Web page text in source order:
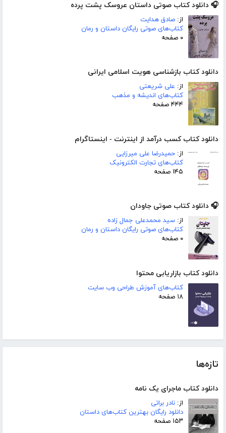
🎧 دانلود کتاب صوتی داستان عروسک پشت پرده
از: صادق هدایت
کتاب‌های صوتی رایگان داستان و رمان
۰ صفحه
دانلود کتاب بازشناسی هویت اسلامی ایرانی
از: علی شریعتی
کتاب‌های اندیشه و مذهب
۴۴۴ صفحه
دانلود کتاب کسب درآمد از اینترنت - اینستاگرام
از: حمیدرضا علی میرزایی
کتاب‌های تجارت الکترونیک
۱۴۵ صفحه
🎧 دانلود کتاب صوتی جاودان
از: سید محمدعلی جمال زاده
کتاب‌های صوتی رایگان داستان و رمان
۰ صفحه
دانلود کتاب بازاریابی محتوا
کتاب‌های آموزش طراحی وب سایت
۱۸ صفحه
تازه‌ها
دانلود کتاب ماجرای یک نامه
از: نادر براتی
دانلود رایگان بهترین کتاب‌های داستان
۱۵۳ صفحه